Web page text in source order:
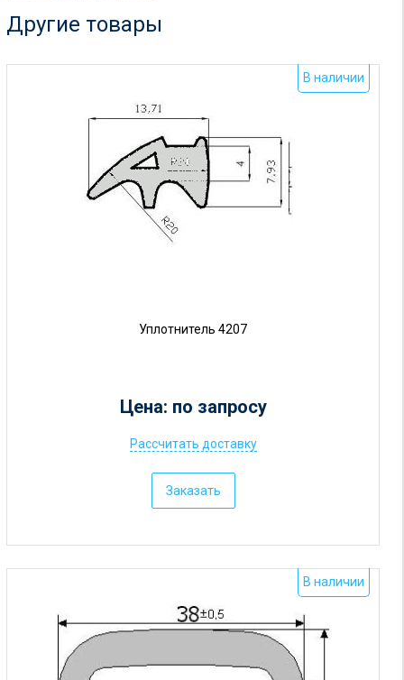
Другие товары
В наличии
Уплотнитель 4207
Цена: по запросу
Рассчитать доставку
Заказать
В наличии